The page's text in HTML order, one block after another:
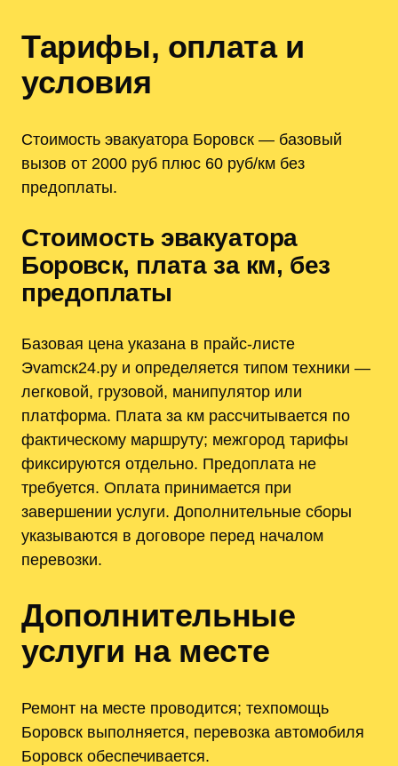
Тарифы, оплата и
условия
Стоимость эвакуатора Боровск — базовый
вызов от 2000 руб плюс 60 руб/км без
предоплаты.
Стоимость эвакуатора
Боровск, плата за км, без
предоплаты
Базовая цена указана в прайс-листе
Эvamск24.ру и определяется типом техники —
легковой, грузовой, манипулятор или
платформа. Плата за км рассчитывается по
фактическому маршруту; межгород тарифы
фиксируются отдельно. Предоплата не
требуется. Оплата принимается при
завершении услуги. Дополнительные сборы
указываются в договоре перед началом
перевозки.
Дополнительные
услуги на месте
Ремонт на месте проводится; техпомощь
Боровск выполняется, перевозка автомобиля
Боровск обеспечивается.